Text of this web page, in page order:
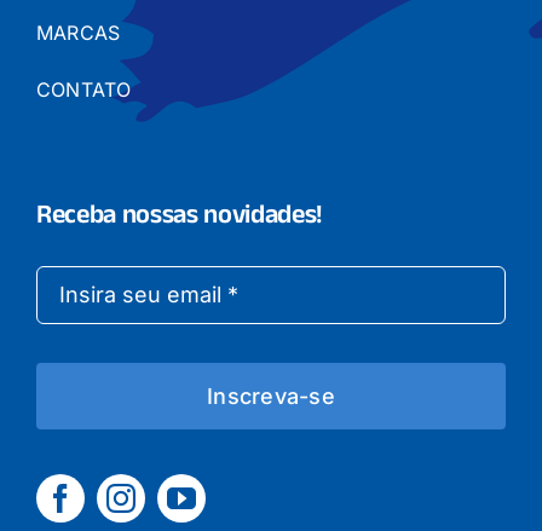
MARCAS
CONTATO
Receba nossas novidades!
Inscreva-se